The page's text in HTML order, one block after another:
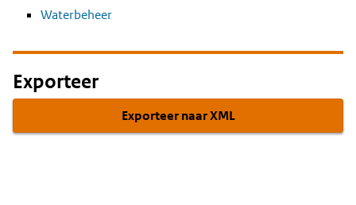
Waterbeheer
Exporteer
Exporteer naar XML